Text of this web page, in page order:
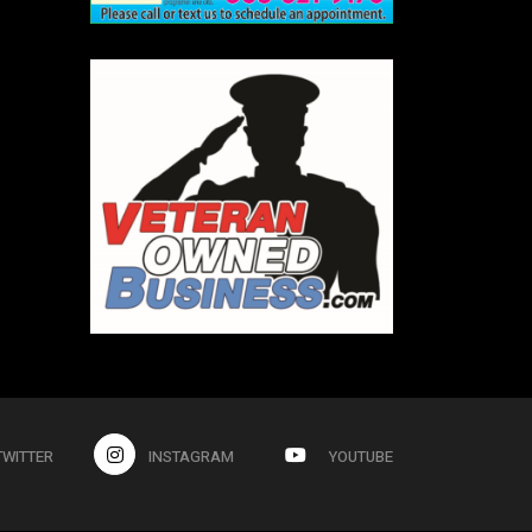
INSTAGRAM YOUTUBE